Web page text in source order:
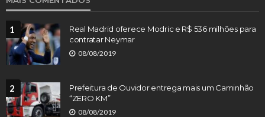
1
Real Madrid oferece Modric e R$ 536 milhões para
contratar Neymar
08/08/2019
2
Prefeitura de Ouvidor entrega mais um Caminhão
“ZERO KM”
08/08/2019